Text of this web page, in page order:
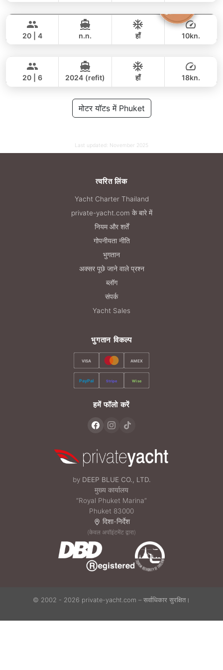
282,000 THB
141,200 THB
GRAND BANKS 54FT
61,200 THB
20 | 4 n.n. हाँ 10kn.
VTECH 68FT
20 | 6 2024 (refit) हाँ 18kn.
मोटर यॉटs में Phuket
Last updated: November 2025
त्वरित लिंक
Yacht Charter Thailand
private-yacht.com के बारे में
नियम और शर्तें
गोपनीयता नीति
भुगतान
अक्सर पूछे जाने वाले प्रश्न
ब्लॉग
संपर्क
Yacht Sales
भुगतान विकल्प
VISA AMEX
PayPal Stripe Wise
हमें फॉलो करें
by DEEP BLUE CO., LTD.
मुख्य कार्यालय
“Royal Phuket Marina”
Phuket 83000
दिशा-निर्देश
(केवल अपॉइंटमेंट द्वारा)
© 2002 - 2026 private-yacht.com – सर्वाधिकार सुरक्षित।